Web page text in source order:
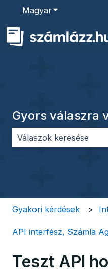
MagyarAlmenü
Gyors válaszra
Gyakori kérdések
API interfész, Számla
Teszt API